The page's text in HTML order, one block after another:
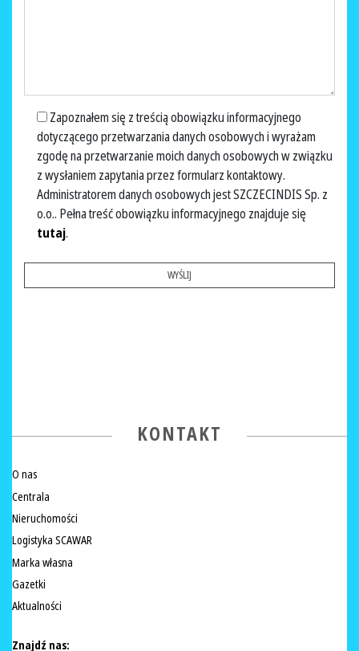
Zapoznałem się z treścią obowiązku informacyjnego
dotyczącego przetwarzania danych osobowych i wyrażam
zgodę na przetwarzanie moich danych osobowych w związku
z wysłaniem zapytania przez formularz kontaktowy.
Administratorem danych osobowych jestSZCZECINDIS Sp. z
o.o.. Pełna treść obowiązku informacyjnego znajduje się
tutaj.
KONTAKT
O nas
Centrala
Nieruchomości
Logistyka SCAWAR
Marka własna
Gazetki
Aktualności
Znajdź nas: